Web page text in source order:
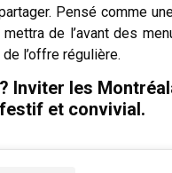
Pensé comme
mettra de l’avant des
l’offre régulière.
Inviter les
et convivial.